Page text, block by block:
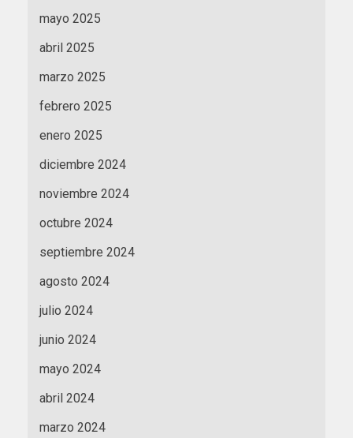
mayo 2025
abril 2025
marzo 2025
febrero 2025
enero 2025
diciembre 2024
noviembre 2024
octubre 2024
septiembre 2024
agosto 2024
julio 2024
junio 2024
mayo 2024
abril 2024
marzo 2024